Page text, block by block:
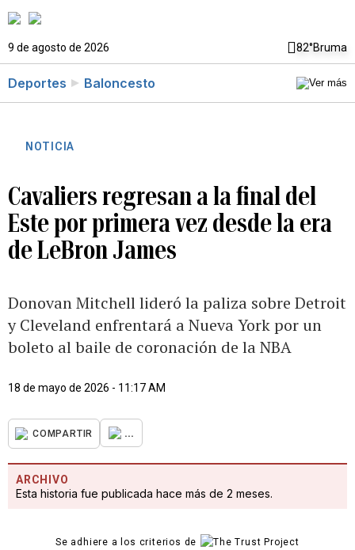
9 de agosto de 2026 82°Bruma
Deportes Baloncesto
NOTICIA
Cavaliers regresan a la final del
Este por primera vez desde la era
de LeBron James
Donovan Mitchell lideró la paliza sobre Detroit
y Cleveland enfrentará a Nueva York por un
boleto al baile de coronación de la NBA
18 de mayo de 2026 - 11:17 AM
COMPARTIR ...
ARCHIVO
Esta historia fue publicada hace más de 2 meses.
Se adhiere a los criterios de